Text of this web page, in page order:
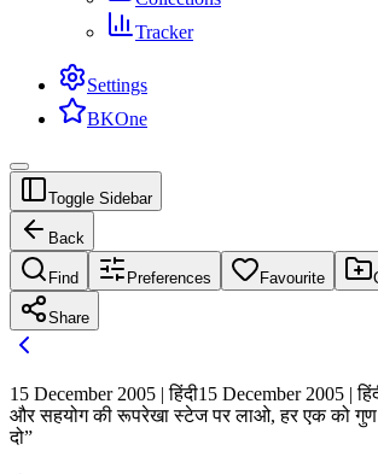
Tracker
Settings
BKOne
Toggle Sidebar
Back
Find Preferences Favourite
Share
15 December 2005 | हिंदी15 December 2005 |
और सहयोग की रूपरेखा स्टेज पर लाओ, हर एक को गुण
दो”